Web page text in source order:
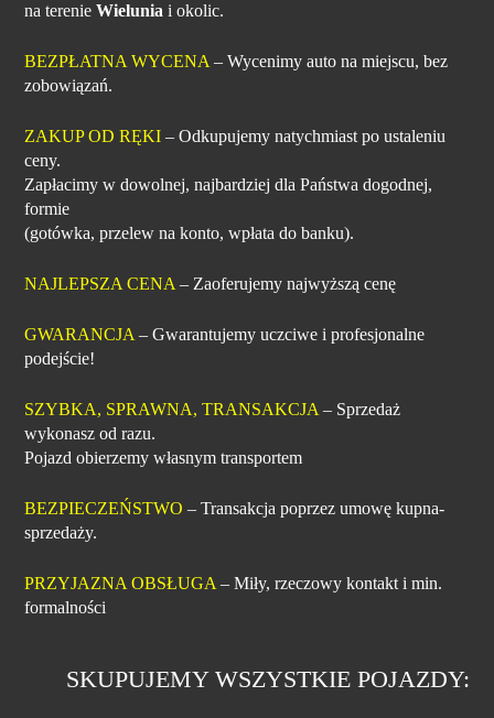
na terenieWielunia i okolic.
BEZPŁATNA WYCENA – Wycenimy auto na miejscu, bez
zobowiązań.
ZAKUP OD RĘKI – Odkupujemy natychmiast po ustaleniu
ceny.
Zapłacimy w dowolnej, najbardziej dla Państwa dogodnej,
formie
(gotówka, przelew na konto, wpłata do banku).
NAJLEPSZA CENA – Zaoferujemy najwyższą cenę
GWARANCJA – Gwarantujemy uczciwe i profesjonalne
podejście!
SZYBKA, SPRAWNA, TRANSAKCJA – Sprzedaż
wykonasz od razu.
Pojazd obierzemy własnym transportem
BEZPIECZEŃSTWO – Transakcja poprzez umowę kupna-
sprzedaży.
PRZYJAZNA OBSŁUGA – Miły, rzeczowy kontakt i min.
formalności
SKUPUJEMY WSZYSTKIE POJAZDY: